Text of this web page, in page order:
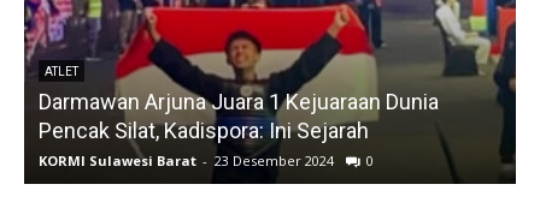
ATLET
Darmawan Arjuna Juara 1 Kejuaraan Dunia
Pencak Silat, Kadispora: Ini Sejarah
KORMI Sulawesi Barat - 23 Desember 2024 0